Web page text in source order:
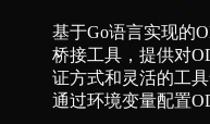
基于Go语言实现的
桥接工具，提供对
证方式和灵活的工
通过环境变量配置